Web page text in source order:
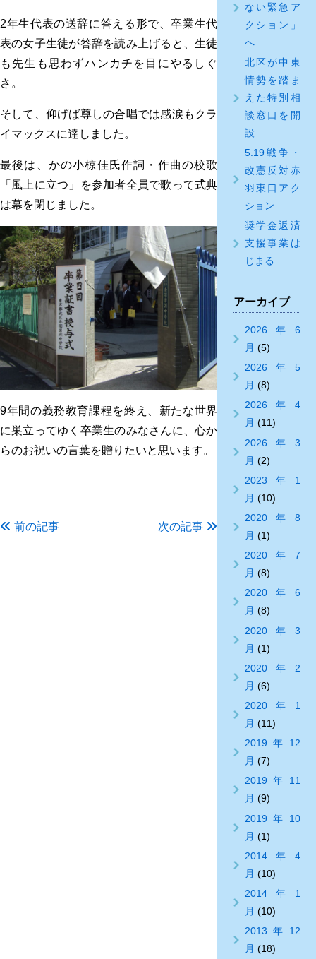
2年生代表の送辞に答える形で、卒業生代
表の女子生徒が答辞を読み上げると、生徒
も先生も思わずハンカチを目にやるしぐ
さ。
そして、仰げば尊しの合唱では感涙もクラ
イマックスに達しました。
最後は、かの小椋佳氏作詞・作曲の校歌
「風上に立つ」を参加者全員で歌って式典
は幕を閉じました。
9年間の義務教育課程を終え、新たな世界
に巣立ってゆく卒業生のみなさんに、心か
らのお祝いの言葉を贈りたいと思います。
前の記事 次の記事
ない緊急ア
クション」
へ
北区が中東
情勢を踏ま
えた特別相
談窓口を開
設
5.19戦争・
改憲反対赤
羽東口アク
ション
奨学金返済
支援事業は
じまる
アーカイブ
2026年6
月 (5)
2026年5
月 (8)
2026年4
月 (11)
2026年3
月 (2)
2023年1
月 (10)
2020年8
月 (1)
2020年7
月 (8)
2020年6
月 (8)
2020年3
月 (1)
2020年2
月 (6)
2020年1
月 (11)
2019年12
月 (7)
2019年11
月 (9)
2019年10
月 (1)
2014年4
月 (10)
2014年1
月 (10)
2013年12
月 (18)